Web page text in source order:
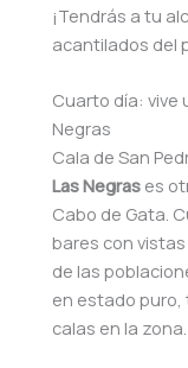
¡Tendrás a tu
acantilados del
Cuarto día: vive
Negras
Cala de San
Las Negras es
Cabo de Gata.
bares con
de las
en estado puro,
calas en la zona.